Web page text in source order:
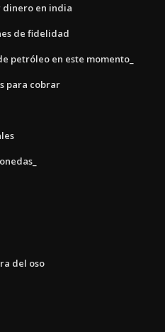
dinero en india
de fidelidad
petróleo en este momento_
para cobrar
del oso